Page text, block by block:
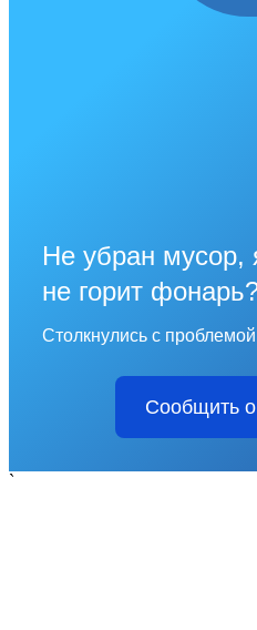
Не убран мусор,
не горит
Столкнулись с
Сообщить
`